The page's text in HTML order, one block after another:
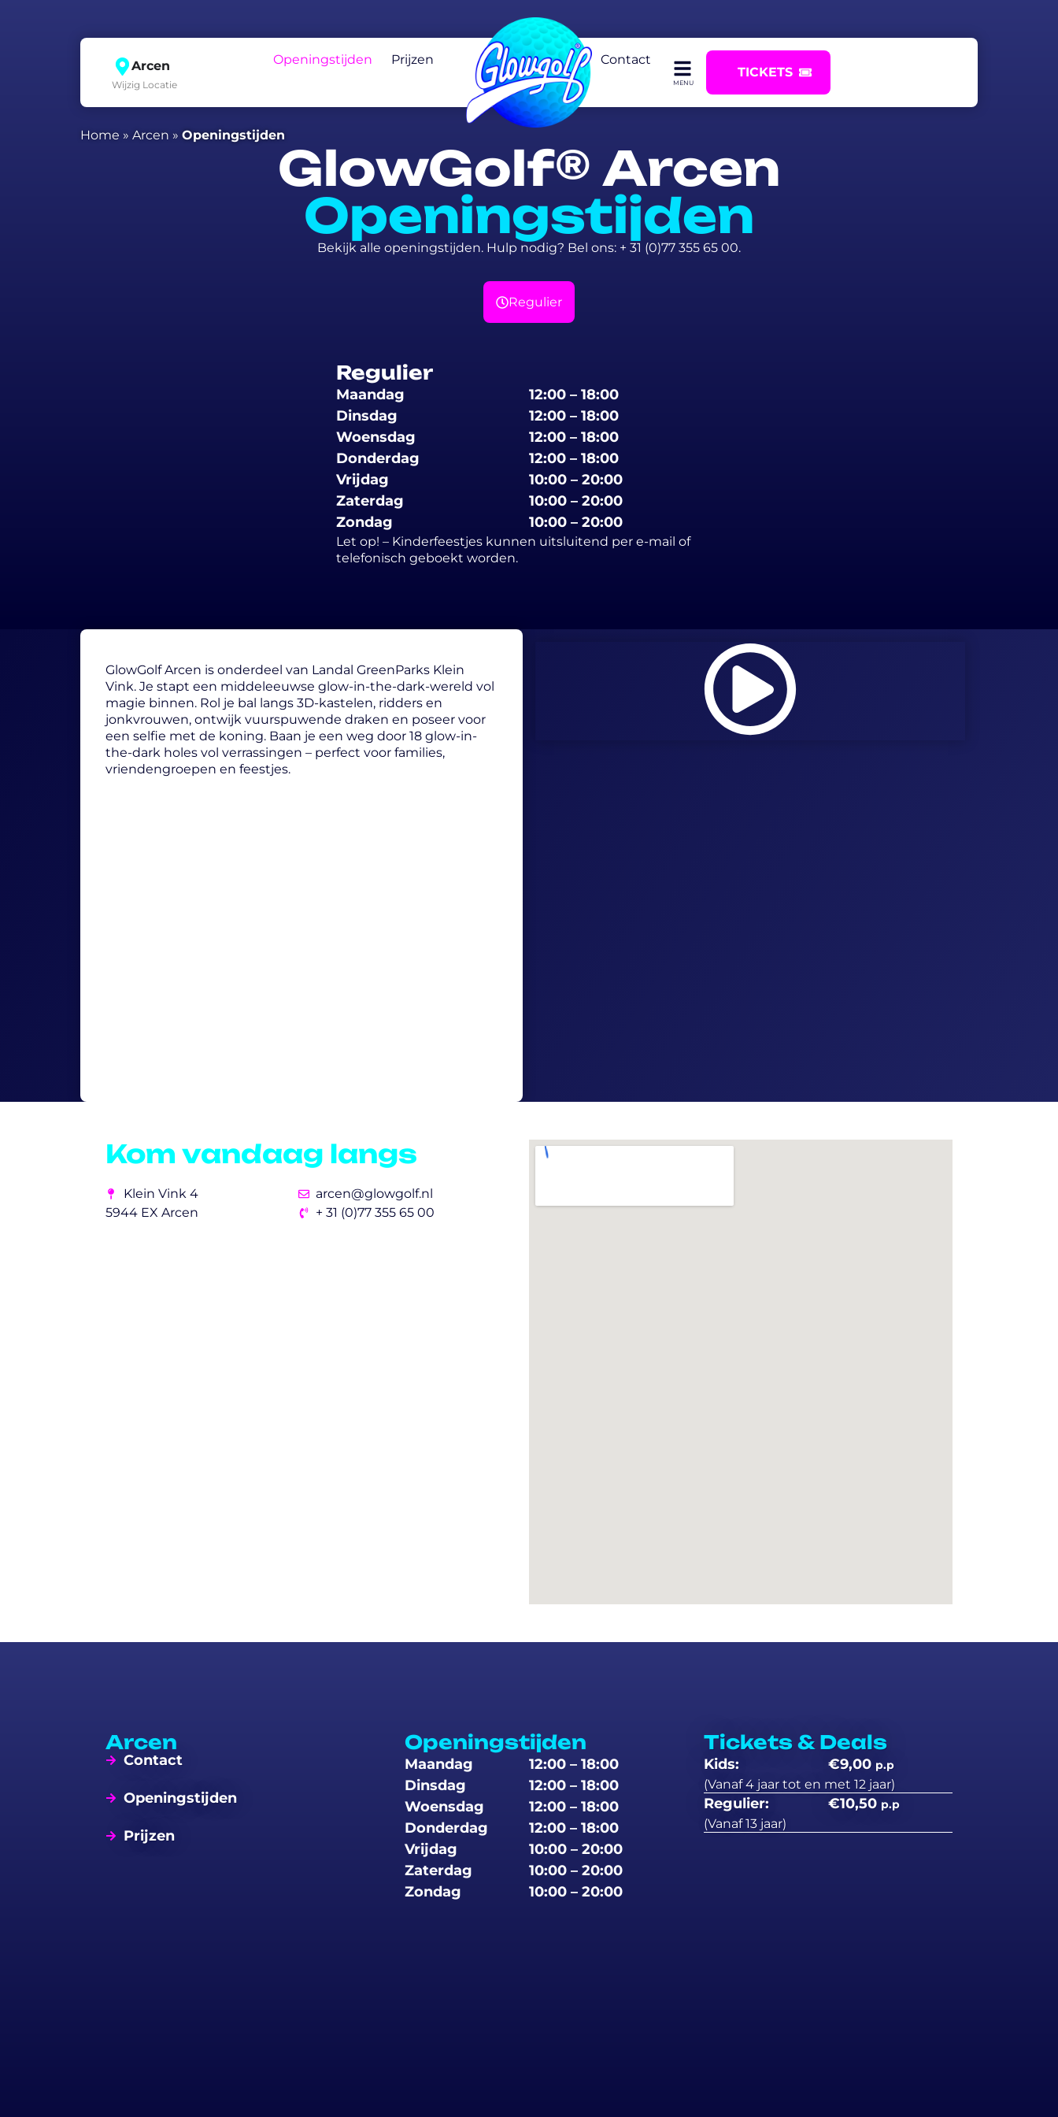
Arcen
Wijzig Locatie
Openingstijden Prijzen
Contact
TICKETS
Home » Arcen » Openingstijden
GlowGolf® Arcen
Openingstijden
Bekijk alle openingstijden. Hulp nodig? Bel ons: + 31 (0)77 355 65 00.
Regulier
Regulier
Maandag
12:00 – 18:00
Dinsdag
12:00 – 18:00
Woensdag
12:00 – 18:00
Donderdag
12:00 – 18:00
Vrijdag
10:00 – 20:00
Zaterdag
10:00 – 20:00
Zondag
10:00 – 20:00
Let op! – Kinderfeestjes kunnen uitsluitend per e-mail of
telefonisch geboekt worden.
GlowGolf Arcen is onderdeel van Landal GreenParks Klein
Vink. Je stapt een middeleeuwse glow-in-the-dark-wereld vol
magie binnen. Rol je bal langs 3D-kastelen, ridders en
jonkvrouwen, ontwijk vuurspuwende draken en poseer voor
een selfie met de koning. Baan je een weg door 18 glow-in-
the-dark holes vol verrassingen – perfect voor families,
vriendengroepen en feestjes.
Kom vandaag langs
Klein Vink 4
5944 EX Arcen
arcen@glowgolf.nl
+ 31 (0)77 355 65 00
Arcen
Contact
Openingstijden
Prijzen
Openingstijden
Maandag
12:00 – 18:00
Dinsdag
12:00 – 18:00
Woensdag
12:00 – 18:00
Donderdag
12:00 – 18:00
Vrijdag
10:00 – 20:00
Zaterdag
10:00 – 20:00
Zondag
10:00 – 20:00
Tickets & Deals
Kids: €9,00 p.p
(Vanaf 4 jaar tot en met 12 jaar)
Regulier: €10,50 p.p
(Vanaf 13 jaar)